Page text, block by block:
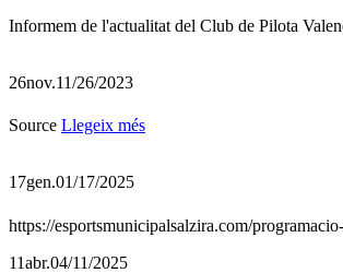
Informem de l'actualitat del Club de Pilota
26nov.11/26/2023
Source Llegeix més
17gen.01/17/2025
https://esportsmunicipalsalzira.com/
11abr.04/11/2025